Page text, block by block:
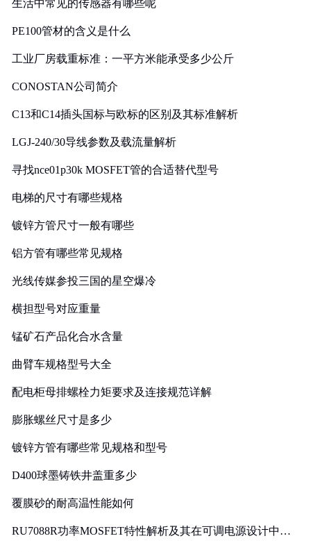
生活中常见的传感器有哪些呢
PE100管材的含义是什么
工业厂房载重标准：一平方米能承受多少公斤
CONOSTAN公司简介
C13和C14插头国标与欧标的区别及其标准解析
LGJ-240/30导线参数及载流量解析
寻找nce01p30k MOSFET管的合适替代型号
电梯的尺寸有哪些规格
镀锌方管尺寸一般有哪些
铝方管有哪些常见规格
光线传媒参投三国的星空爆冷
横担型号对应重量
锰矿石产品化合水含量
曲臂车规格型号大全
配电柜母排螺栓力矩要求及连接规范详解
膨胀螺丝尺寸是多少
镀锌方管有哪些常见规格和型号
D400球墨铸铁井盖重多少
覆膜砂的耐高温性能如何
RU7088R功率MOSFET特性解析及其在可调电源设计中的